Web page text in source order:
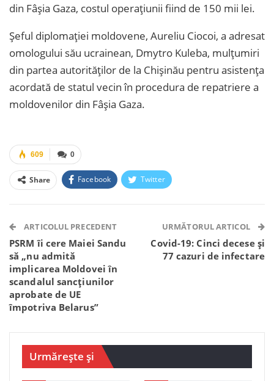
din Fâșia Gaza, costul operațiunii fiind de 150 mii lei.
Șeful diplomației moldovene, Aureliu Ciocoi, a adresat
omologului său ucrainean, Dmytro Kuleba, mulțumiri
din partea autorităților de la Chișinău pentru asistența
acordată de statul vecin în procedura de repatriere a
moldovenilor din Fâșia Gaza.
0
609
Share Facebook Twitter
Telegram WhatsApp Viber
ARTICOLUL PRECEDENT
PSRM îi cere Maiei Sandu
să „nu admită
implicarea Moldovei în
scandalul sancțiunilor
aprobate de UE
împotriva Belarus”
URMĂTORUL ARTICOL
Covid-19: Cinci decese și
77 cazuri de infectare
Urmărește și